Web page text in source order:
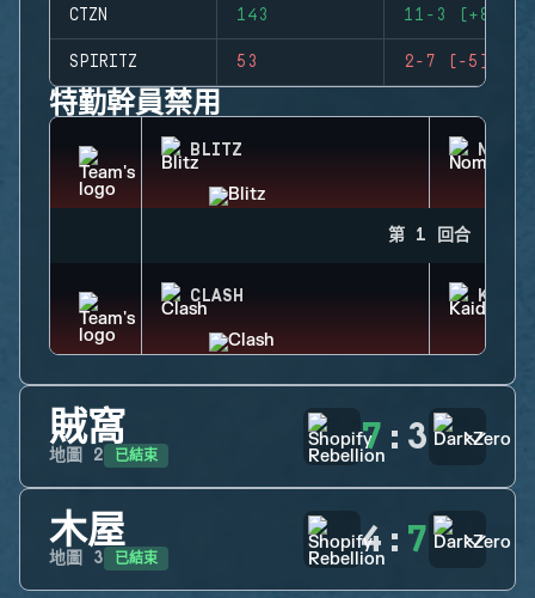
CTZN 143 11-3 (+8)
SPIRITZ 53 2-7 (-5)
特勤幹員禁用
BLITZ NOMAD
第 1 回合
CLASH KAID
賊窩
地圖 2 已結束 7 : 3
木屋
地圖 3 已結束 4 : 7